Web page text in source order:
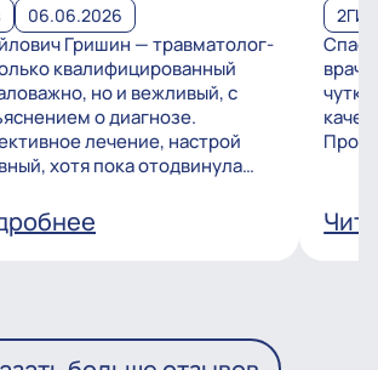
06.06.2026
Гришин — травматолог-
квалифицированный
но и вежливый, с
о диагнозе.
лечение, настрой
хотя пока отодвинула